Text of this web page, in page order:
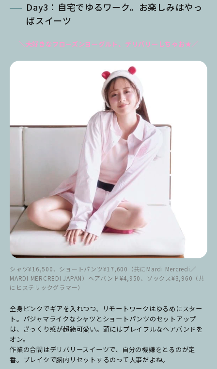
Day3：自宅でゆるワーク。お楽しみはやっ
ぱスイーツ
＼大好きなフローズンヨーグルト、デリバリーしちゃお★／
シャツ¥16,500、ショートパンツ¥17,600（共にMardi Mercredi／
MARDI MERCREDI JAPAN）ヘアバンド¥4,950、ソックス¥3,960（共
にヒステリックグラマー）
全身ピンクでギアを入れつつ、リモートワークはゆるめにスター
ト。パジャマライクなシャツとショートパンツのセットアップ
は、ざっくり感が超絶可愛い。頭にはプレイフルなヘアバンドを
オン。
作業の合間はデリバリースイーツで、自分の機嫌をとるのが定
番。ブレイクで脳内リセットするのって大事だよね。